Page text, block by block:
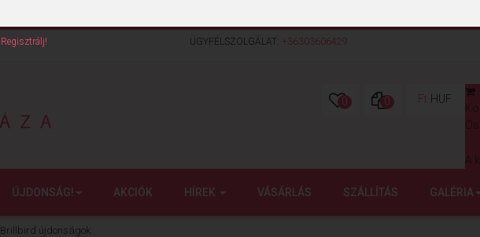
Regisztrálj! ÜGYFÉLSZOLGÁLAT: +36303606429
0 0 Ft HUF
A
ÚJDONSÁG! AKCIÓK HÍREK VÁSÁRLÁS SZÁLLÍTÁS GALÉRIA
Brillbird újdonságok